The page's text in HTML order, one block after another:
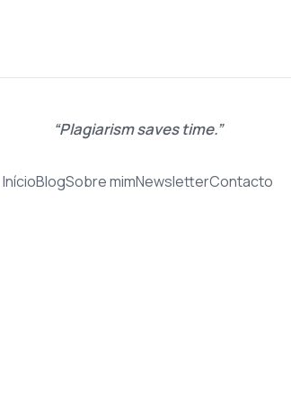
Plagiarism saves time.
InícioBlogSobre mimNewsletterContacto